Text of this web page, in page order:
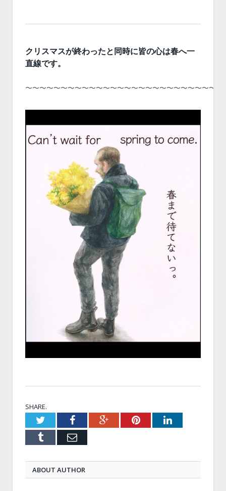
クリスマスが終わったと同時に皆の心は春へ一
直線です。
〜〜〜〜〜〜〜〜〜〜〜〜〜〜〜〜〜〜〜〜〜〜〜〜〜〜〜〜
SHARE.
TwitterFacebookGoogle+PinterestLinkedIn
Tumblr Email
ABOUT AUTHOR